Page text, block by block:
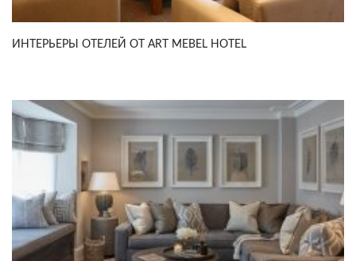
ИНТЕРЬЕРЫ ОТЕЛЕЙ ОТ ART MEBEL HOTEL